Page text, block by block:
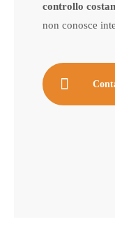
controllo
non conosce